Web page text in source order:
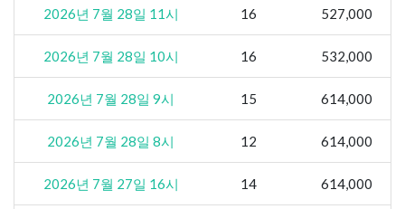
2026년 7월 28일 11시 16 527,000
2026년 7월 28일 10시 16 532,000
2026년 7월 28일 9시 15 614,000
2026년 7월 28일 8시 12 614,000
2026년 7월 27일 16시 14 614,000